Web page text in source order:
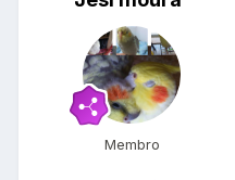
Membro